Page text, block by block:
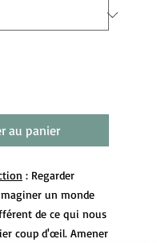
au panier
: Regarder
un monde
de ce qui nous
coup d'œil. Amener